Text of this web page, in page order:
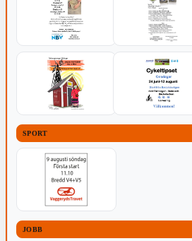
SPORT
JOBB